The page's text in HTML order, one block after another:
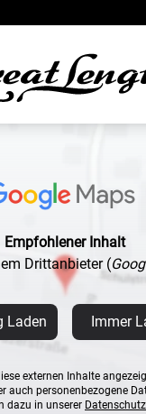
Empfohlener Inhalt
Drittanbieter (
Laden Immer
externen Inhalte
auch personenbezogene
dazu in unserer